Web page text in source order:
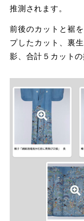
推測されます。
前後のカットと裾
プしたカット、裏
影、合計５カットの